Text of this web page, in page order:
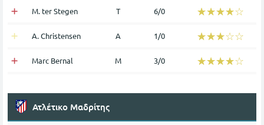
M. ter Stegen Τ 6/0 ☆☆☆☆☆
★★★★★
A. Christensen Α 1/0 ☆☆☆☆☆
★★★★★
Marc Bernal Μ 3/0 ☆☆☆☆☆
★★★★★
Ατλέτικο Μαδρίτης